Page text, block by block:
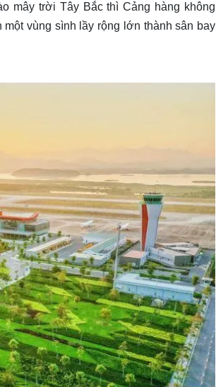
mây trời Tây Bắc thì Cảng hàng không
vùng sình lầy rộng lớn thành sân bay